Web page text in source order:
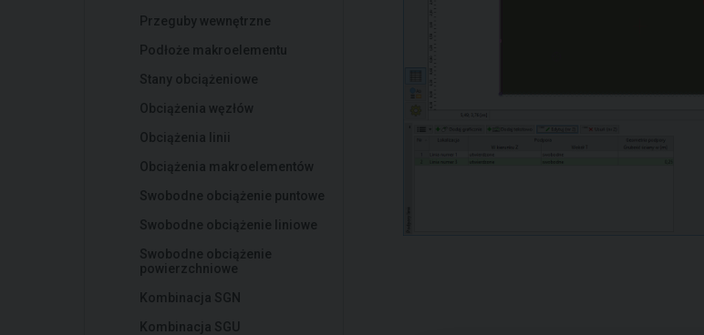
Przeguby wewnętrzne
Podłoże makroelementu
Stany obciążeniowe
Obciążenia węzłów
Obciążenia linii
Obciążenia makroelementów
Swobodne obciążenie puntowe
Swobodne obciążenie liniowe
Swobodne obciążenie
powierzchniowe
Kombinacja SGN
Kombinacja SGU